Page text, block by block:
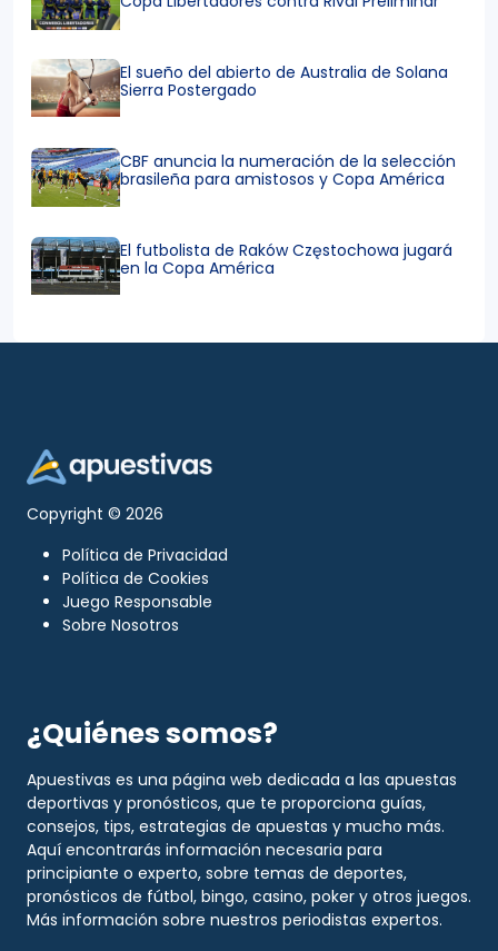
El sueño del abierto de Australia de Solana
Sierra Postergado
CBF anuncia la numeración de la selección
brasileña para amistosos y Copa América
El futbolista de Raków Częstochowa jugará
en la Copa América
Copyright © 2026
Política de Privacidad
Política de Cookies
Juego Responsable
Sobre Nosotros
¿Quiénes somos?
Apuestivas es una página web dedicada a las apuestas
deportivas y pronósticos, que te proporciona guías,
consejos, tips, estrategias de apuestas y mucho más.
Aquí encontrarás información necesaria para
principiante o experto, sobre temas de deportes,
pronósticos de fútbol, bingo, casino, poker y otros juegos.
Más información sobre nuestros periodistas expertos.